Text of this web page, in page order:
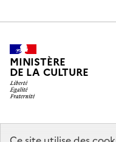
MINISTÈRE
DE LA CULTURE
legifrance.gouv.fr